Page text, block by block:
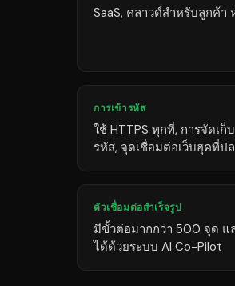
SaaS, คลาวด์สำหรับลูกค้
การเข้ารหัส
ใช้ HTTPS ทุกที่, การจัดเ
รหัส, จุดเชื่อมต่อเว็บฮุคที่ป
ตัวเชื่อมต่อสำเร็จรูป
มีขั้วต่อมากกว่า 500 จุด แ
ได้ด้วยระบบ AI Co-Pilot